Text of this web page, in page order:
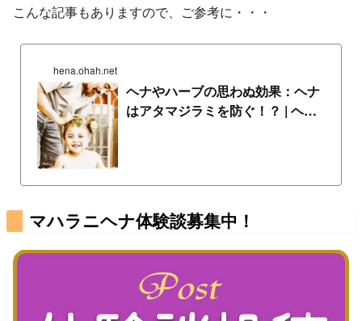
こんな記事もありますので、ご参考に・・・
hena.ohah.net
ヘナやハーブの思わぬ効果：ヘナ
はアタマジラミを防ぐ！？ | ヘナ
マハラニヘナ体験談募集中！